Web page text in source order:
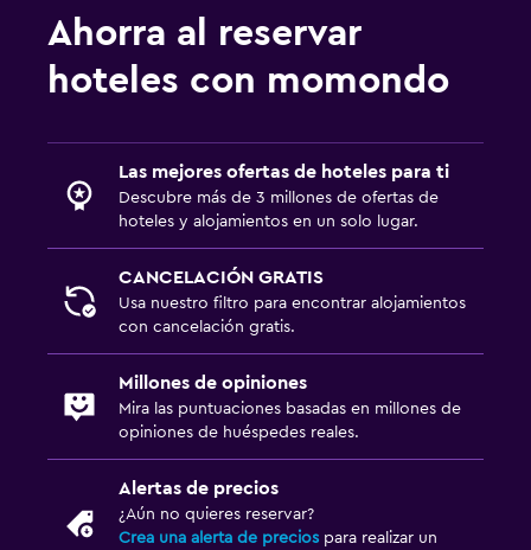
Ahorra al reservar
hoteles con momondo
Las mejores ofertas de hoteles para ti
Descubre más de 3 millones de ofertas de
hoteles y alojamientos en un solo lugar.
CANCELACIÓN GRATIS
Usa nuestro filtro para encontrar alojamientos
con cancelación gratis.
Millones de opiniones
Mira las puntuaciones basadas en millones de
opiniones de huéspedes reales.
Alertas de precios
¿Aún no quieres reservar?
Crea una alerta de precios para realizar un